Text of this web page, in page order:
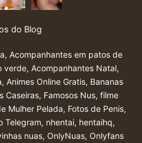
do Blog
, Acompanhantes em patos de
verde, Acompanhantes Natal,
, Animes Online Gratis, Bananas
Caseiras, Famosos Nus, filme
Mulher Pelada, Fotos de Penis,
Telegram, nhentai, hentaihq,
nuas, OnlyNuas, Onlyfans